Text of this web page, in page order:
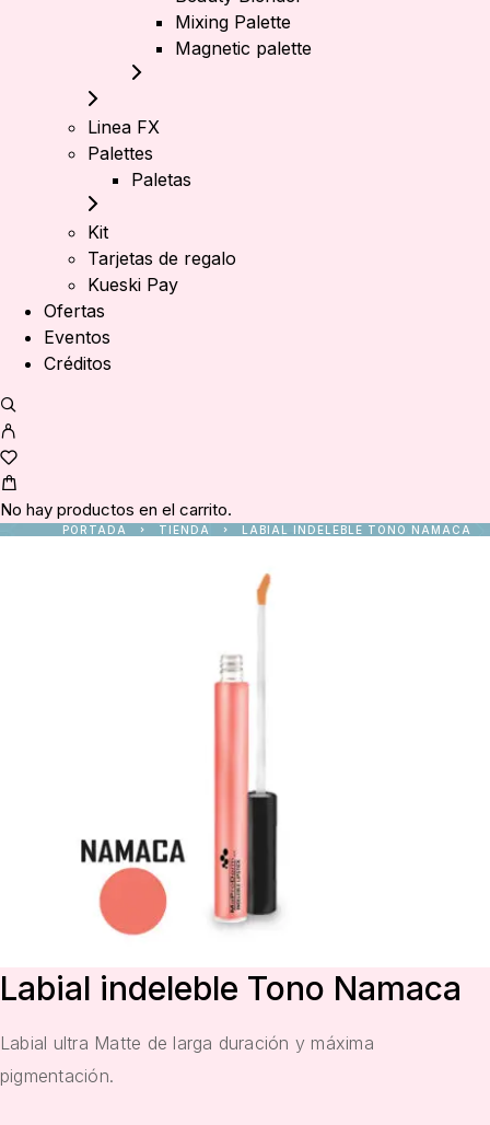
Mixing Palette
Magnetic palette
Linea FX
Palettes
Paletas
Kit
Tarjetas de regalo
Kueski Pay
Ofertas
Eventos
Créditos
No hay productos en el carrito.
PORTADA TIENDA LABIAL INDELEBLE TONO NAMACA
Labial indeleble Tono Namaca
Labial ultra Matte de larga duración y máxima
pigmentación.